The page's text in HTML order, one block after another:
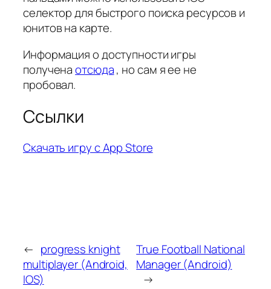
селектор для быстрого поиска ресурсов и
юнитов на карте.
Информация о доступности игры
полученаотсюда, но сам я ее не
пробовал.
Ссылки
Скачать игру с App Store
← progress knight
multiplayer (Android,
IOS)
True Football National
Manager (Android)
→